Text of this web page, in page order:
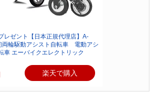
レゼント【日本正規代理店】A-
両輪駆動アシスト自転車 電動アシ
車 エーバイクエレクトリック
楽天で購入